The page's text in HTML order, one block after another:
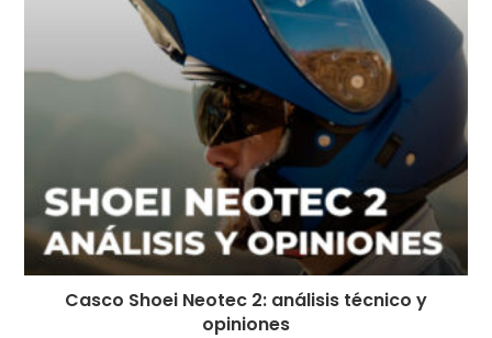
Casco Shoei Neotec 2: análisis técnico y
opiniones